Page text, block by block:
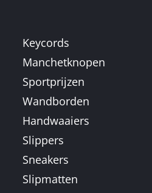
Keycords
Manchetknopen
Sportprijzen
Wandborden
Handwaaiers
Slippers
Sneakers
Slipmatten